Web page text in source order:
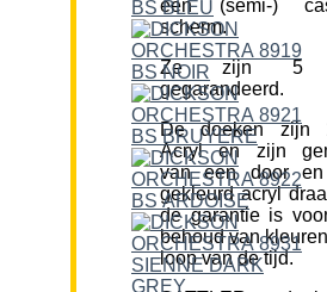
een (semi-)
scherm.
Ze zijn 5
gegarandeerd.
De doeken zijn
Acryl en zijn
van een door
gekleurd acryl
de garantie is
behoud van
loop van de tijd.